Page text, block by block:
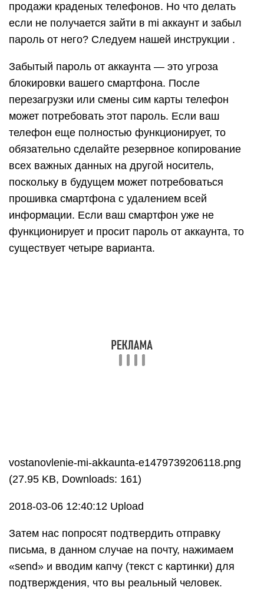
продажи краденых телефонов. Но что делать
если не получается зайти в mi аккаунт и забыл
пароль от него? Следуем нашей инструкции .
Забытый пароль от аккаунта — это угроза
блокировки вашего смартфона. После
перезагрузки или смены сим карты телефон
может потребовать этот пароль. Если ваш
телефон еще полностью функционирует, то
обязательно сделайте резервное копирование
всех важных данных на другой носитель,
поскольку в будущем может потребоваться
прошивка смартфона с удалением всей
информации. Если ваш смартфон уже не
функционирует и просит пароль от аккаунта, то
существует четыре варианта.
vostanovlenie-mi-akkaunta-e1479739206118.png
(27.95 KB, Downloads: 161)
2018-03-06 12:40:12 Upload
Затем нас попросят подтвердить отправку
письма, в данном случае на почту, нажимаем
«send» и вводим капчу (текст с картинки) для
подтверждения, что вы реальный человек.